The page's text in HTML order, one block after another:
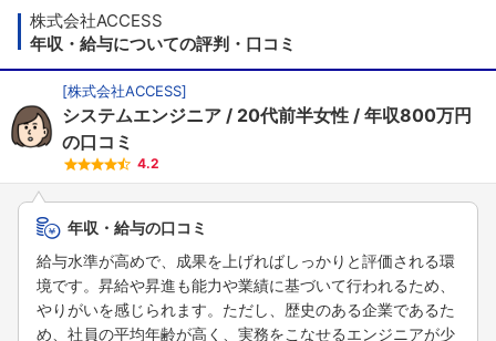
株式会社ACCESS
年収・給与についての評判・口コミ
[株式会社ACCESS]
システムエンジニア 20代前半女性
年収800万円
の口コミ
4.2
年収・給与の口コミ
給与水準が高めで、成果を上げればしっかりと評価される環
境です。昇給や昇進も能力や業績に基づいて行われるため、
やりがいを感じられます。ただし、歴史のある企業であるた
め、社員の平均年齢が高く、実務をこなせるエンジニアが少